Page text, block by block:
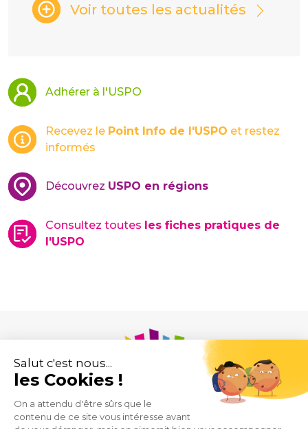
Voir toutes les actualités
Adhérer à l'USPO
Recevez le Point Info de l'USPO et restez
informés
Découvrez USPO en régions
Consultez toutes les fiches pratiques de
l'USPO
Union des Syndicats de Pharmaciens d’Officine